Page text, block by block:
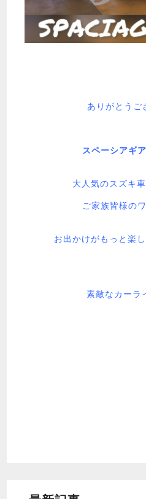
ありがとうご
スペーシアギア
大人気のスズキ
ご家族皆様の
お出かけがもっと楽
素敵なカーラ